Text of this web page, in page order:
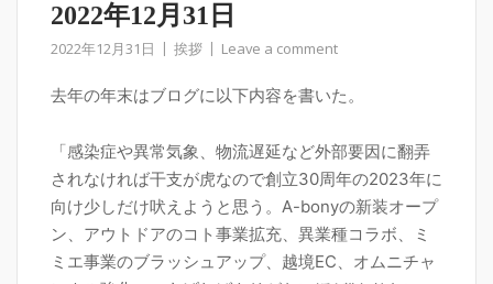
2022年12月31日
2022年12月31日 挨拶 Leave a comment
去年の年末はブログに以下内容を書いた。
「感染症や異常気象、物流遅延など外部要因に翻弄
されなければ干支が虎なので創立30周年の2023年に
向け少しだけ吠えようと思う。A-bonyの新装オープ
ン、アウトドアのコト事業拡充、異業種コラボ、ミ
ミエ事業のブラッシュアップ、越境EC、オムニチャ